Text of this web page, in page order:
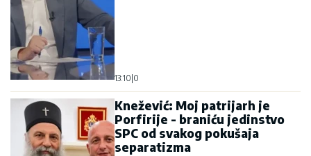
13:10 0
Knežević: Moj patrijarh je
Porfirije - braniću jedinstvo
SPC od svakog pokušaja
separatizma